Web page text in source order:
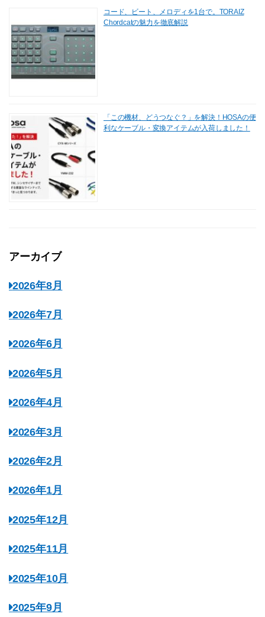
コード、ビート、メロディを1台で。TORAIZ
Chordcatの魅力を徹底解説
「この機材、どうつなぐ？」を解決！HOSAの便
利なケーブル・変換アイテムが入荷しました！
アーカイブ
2026年8月
2026年7月
2026年6月
2026年5月
2026年4月
2026年3月
2026年2月
2026年1月
2025年12月
2025年11月
2025年10月
2025年9月